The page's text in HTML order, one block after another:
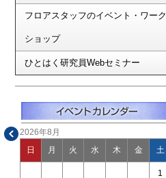
フロアスタッフのイベント・ワーク
ショップ
ひとはく研究員Webセミナー
2026年8月
日 月 火 水 木 金 土
1